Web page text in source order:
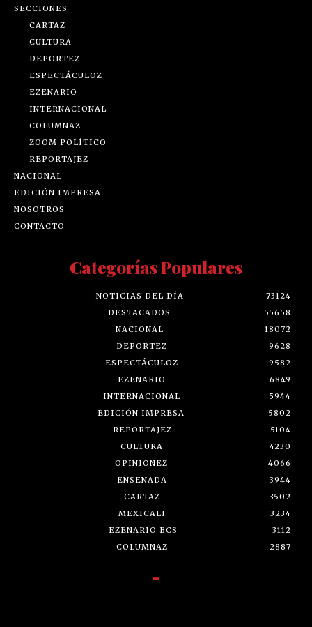
SECCIONES
CARTAZ
CULTURA
DEPORTEZ
ESPECTÁCULOZ
EZENARIO
INTERNACIONAL
COLUMNAZ
ZOOM POLÍTICO
REPORTAJEZ
NACIONAL
EDICIÓN IMPRESA
NOSOTROS
CONTACTO
Categorías Populares
NOTICIAS DEL DÍA
73124
DESTACADOS
55658
NACIONAL
18072
DEPORTEZ
9628
ESPECTÁCULOZ
9582
EZENARIO
6849
INTERNACIONAL
5944
EDICIÓN IMPRESA
5802
REPORTAJEZ
5104
CULTURA
4230
OPINIONEZ
4066
ENSENADA
3944
CARTAZ
3502
MEXICALI
3234
EZENARIO BCS
3112
COLUMNAZ
2887
-